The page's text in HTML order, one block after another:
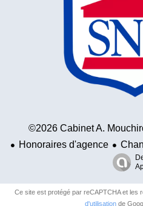
©2026 Cabinet A.
Honoraires d'agence
Ce site est protégé par reCAPTCHA et les
d'utilisation de